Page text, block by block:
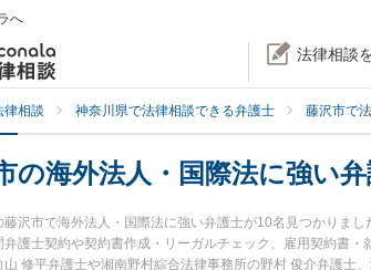
へ
法律相談
律相談 神奈川県で法律相談できる弁護士 藤沢市で
の海外法人・国際法に強い
藤沢市で海外法人・国際法に強い弁護士が10名見つかりま
弁護士契約や契約書作成・リーガルチェック、雇用契約書
山 修平弁護士や湘南野村綜合法律事務所の野村 俊介弁護士